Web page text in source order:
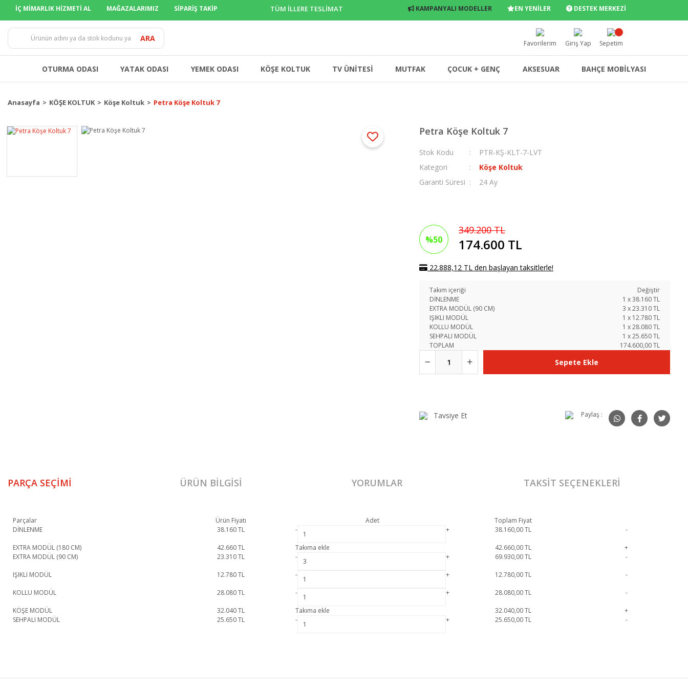
İÇ MİMARLIK HİZMETİ AL MAĞAZALARIMIZ SİPARİŞ TAKİP TÜM İLLERE TESLİMAT KAMPANYALI MODELLER EN YENİLER DESTEK MERKEZİ
ARA
Favorilerim Giriş Yap Sepetim
OTURMA ODASI YATAK ODASI YEMEK ODASI KÖŞE KOLTUK TV ÜNİTESİ MUTFAK ÇOCUK + GENÇ AKSESUAR BAHÇE MOBİLYASI
Anasayfa KÖŞE KOLTUK Köşe Koltuk Petra Köşe Koltuk 7
Petra Köşe Koltuk 7
Stok Kodu
PTR-KŞ-KLT-7-LVT
Kategori
Köşe Koltuk
Garanti Süresi
24 Ay
%50
349.200 TL
174.600 TL
22.888,12 TL den başlayan taksitlerle!
Takım içeriği
Değiştir
DİNLENME
1 x38.160TL
EXTRA MODÜL (90 CM)
3 x23.310TL
IŞIKLI MODÜL
1 x 12.780TL
KOLLU MODÜL
1 x28.080TL
SEHPALI MODÜL
1 x25.650TL
TOPLAM
174.600,00 TL
Sepete Ekle
Tavsiye Et Paylaş :
PARÇA SEÇIMI ÜRÜN BILGISI YORUMLAR TAKSIT SEÇENEKLERI
Parçalar Ürün Fiyatı Adet
Toplam Fiyat
DİNLENME
38.160TL - + 38.160,00TL -
EXTRA MODÜL (180 CM) 42.660TL Takıma ekle 42.660,00TL
+
EXTRA MODÜL (90 CM)
23.310TL - + 69.930,00TL -
IŞIKLI MODÜL 12.780TL - + 12.780,00TL -
KOLLU MODÜL 28.080TL - + 28.080,00TL -
KÖŞE MODÜL 32.040TL Takıma ekle 32.040,00TL
+
SEHPALI MODÜL
25.650TL - + 25.650,00TL -